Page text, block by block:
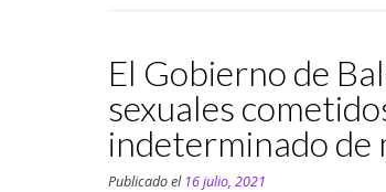
El Gobierno de
sexuales
indeterminado de
Publicado el 16 julio, 2021